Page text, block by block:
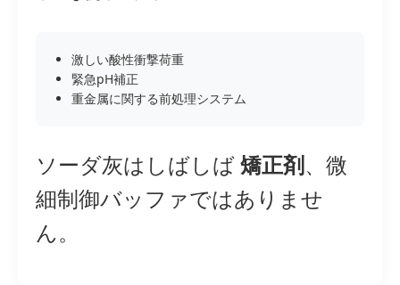
激しい酸性衝撃荷重
緊急pH補正
重金属に関する前処理システム
ソーダ灰はしばしば矯正剤、微
細制御バッファではありませ
ん。